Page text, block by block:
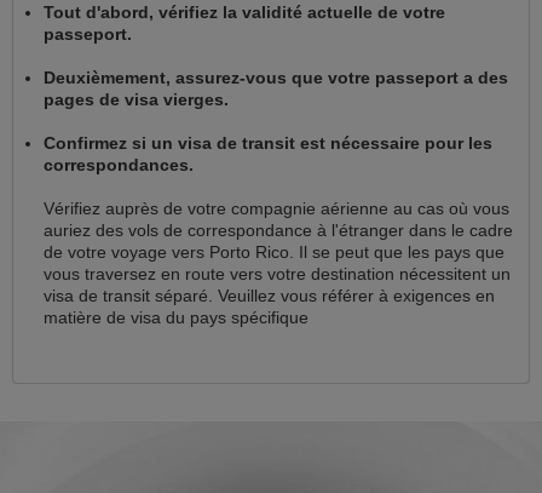
Tout d'abord, vérifiez la validité actuelle de votre
passeport.
Deuxièmement, assurez-vous que votre passeport a des
pages de visa vierges.
Confirmez si un visa de transit est nécessaire pour les
correspondances.
Vérifiez auprès de votre compagnie aérienne au cas où vous
auriez des vols de correspondance à l'étranger dans le cadre
de votre voyage vers Porto Rico. Il se peut que les pays que
vous traversez en route vers votre destination nécessitent un
visa de transit séparé. Veuillez vous référer à exigences en
matière de visa du pays spécifique